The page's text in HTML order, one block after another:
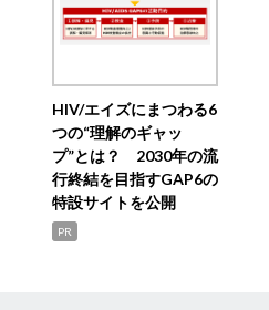
HIV/エイズにまつわる6
つの“理解のギャッ
プ”とは？ 2030年の流
行終結を目指すGAP6の
特設サイトを公開
PR